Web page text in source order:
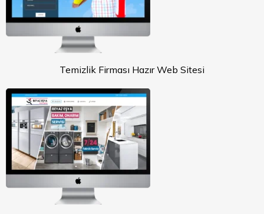
Temizlik Firması Hazır Web Sitesi